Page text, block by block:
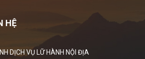
HỆ
DỊCH VỤ LỮ HÀNH NỘI ĐỊA